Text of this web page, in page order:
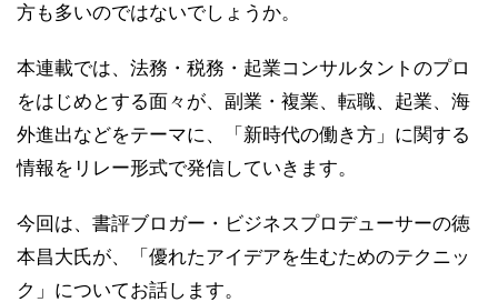
方も多いのではないでしょうか。
本連載では、法務・税務・起業コンサルタントのプロ
をはじめとする面々が、副業・複業、転職、起業、海
外進出などをテーマに、「新時代の働き方」に関する
情報をリレー形式で発信していきます。
今回は、書評ブロガー・ビジネスプロデューサーの徳
本昌大氏が、「優れたアイデアを生むためのテクニッ
ク」についてお話します。